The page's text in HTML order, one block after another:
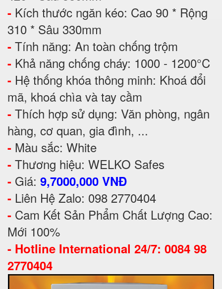
- Kích thước ngăn kéo: Cao 90 * Rộng
310 * Sâu 330mm
- Tính năng: An toàn chống trộm
- Khả năng chống cháy: 1000 - 1200°C
- Hệ thống khóa thông minh: Khoá đổi
mã, khoá chìa và tay cầm
- Thích hợp sử dụng: Văn phòng, ngân
hàng, cơ quan, gia đình, ...
- Màu sắc: White
- Thương hiệu: WELKO Safes
- Giá: 9,7000,000 VNĐ
- Liên Hệ Zalo: 098 2770404
- Cam Kết Sản Phẩm Chất Lượng Cao:
Mới 100%
- Hotline International 24/7: 0084 98
2770404